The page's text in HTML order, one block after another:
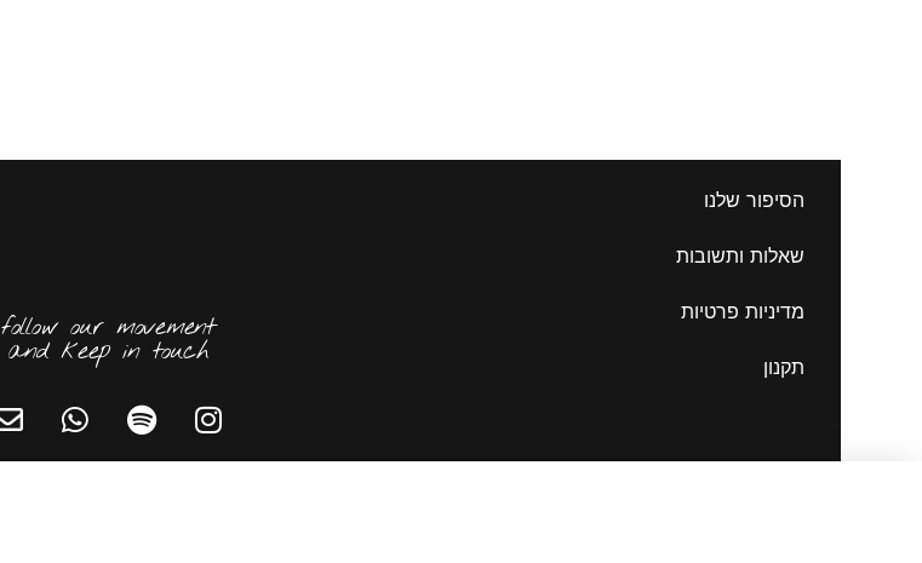
הסיפור שלנו
שאלות ותשובות
מדיניות פרטיות
תקנון
follow our movement
and keep in touch